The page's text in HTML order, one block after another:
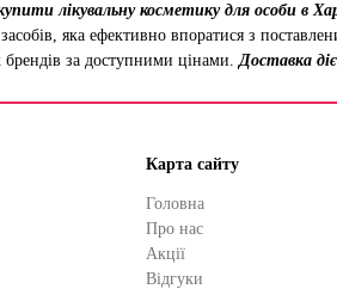
лікувальну косметику для особи в
засобів, яка ефективно впоратися з
брендів за доступними цінами. Доставка
Карта сайту
Головна
Про нас
Акції
Відгуки